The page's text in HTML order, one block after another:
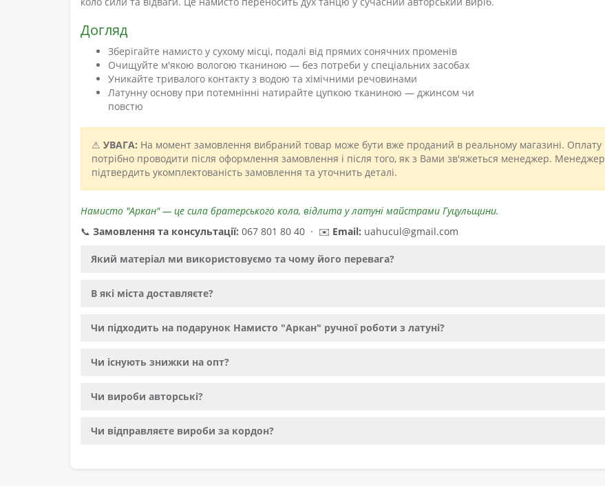
Догляд
Зберігайте намисто у сухому місці, подалі від прямих сонячних променів
Очищуйте м'якою вологою тканиною — без потреби у спеціальних засобах
Уникайте тривалого контакту з водою та хімічними речовинами
Латунну основу при потемнінні натирайте цупкою тканиною — джинсом чи
повстю
⚠ УВАГА: На момент замовлення вибраний товар може бути вже проданий в реальному магазині. Оплату
потрібно проводити після оформлення замовлення і після того, як з Вами зв'яжеться менеджер. Менеджер
підтвердить укомплектованість замовлення та уточнить деталі.
Намисто "Аркан" — це сила братерського кола, відлита у латуні майстрами Гуцульщини.
📞 Замовлення та консультації: 067 801 80 40 · ✉️ Email: uahucul@gmail.com
Який матеріал ми використовуємо та чому його перевага?
В які міста доставляєте?
Чи підходить на подарунок Намисто "Аркан" ручної роботи з латуні?
Чи існують знижки на опт?
Чи вироби авторські?
Чи відправляєте вироби за кордон?